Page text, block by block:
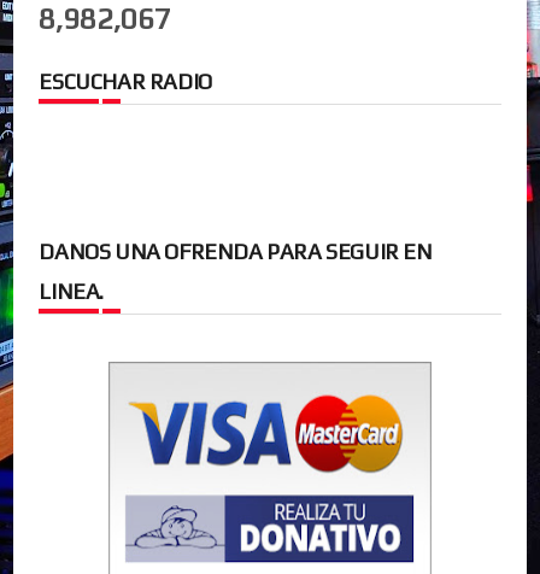
8,982,067
ESCUCHAR RADIO
DANOS UNA OFRENDA PARA SEGUIR EN
LINEA.